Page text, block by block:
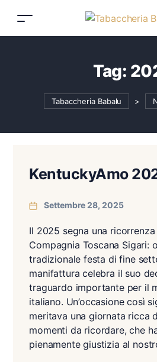
Tag:
Tabaccheria Babalu >
KentuckyAmo
Settembre 28, 2025
Il 2025 segna una
Compagnia Toscana Sigari:
tradizionale festa di fine
manifattura celebra il suo
traguardo importante per il
italiano. Un’occasione così
meritava una giornata ricca
momenti da ricordare, che
pienamente giustizia al